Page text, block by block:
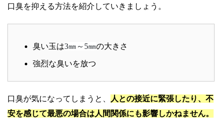
口臭を抑える方法を紹介していきましょう。
臭い玉は3㎜～5㎜の大きさ
強烈な臭いを放つ
口臭が気になってしまうと、
人との接近に緊張したり、不
安を感じて最悪の場合は人間関係にも影響しかねません。